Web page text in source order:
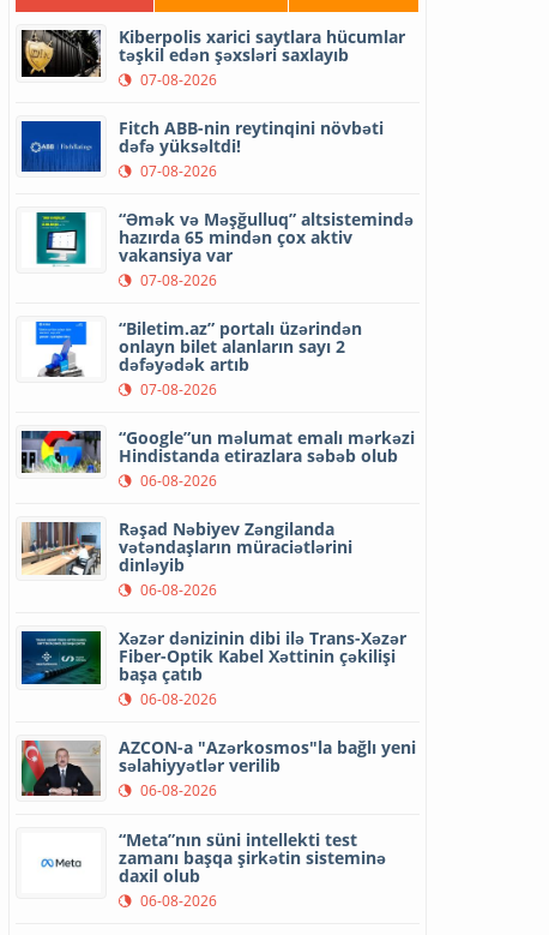
Kiberpolis xarici saytlara hücumlar
təşkil edən şəxsləri saxlayıb
07-08-2026
Fitch ABB-nin reytinqini növbəti
dəfə yüksəltdi!
07-08-2026
“Əmək və Məşğulluq” altsistemində
hazırda 65 mindən çox aktiv
vakansiya var
07-08-2026
“Biletim.az” portalı üzərindən
onlayn bilet alanların sayı 2
dəfəyədək artıb
07-08-2026
“Google”un məlumat emalı mərkəzi
Hindistanda etirazlara səbəb olub
06-08-2026
Rəşad Nəbiyev Zəngilanda
vətəndaşların müraciətlərini
dinləyib
06-08-2026
Xəzər dənizinin dibi ilə Trans-Xəzər
Fiber-Optik Kabel Xəttinin çəkilişi
başa çatıb
06-08-2026
AZCON-a "Azərkosmos"la bağlı yeni
səlahiyyətlər verilib
06-08-2026
“Meta”nın süni intellekti test
zamanı başqa şirkətin sisteminə
daxil olub
06-08-2026